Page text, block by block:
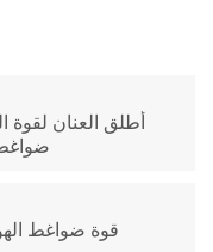
أطلق العنان
ضواغط